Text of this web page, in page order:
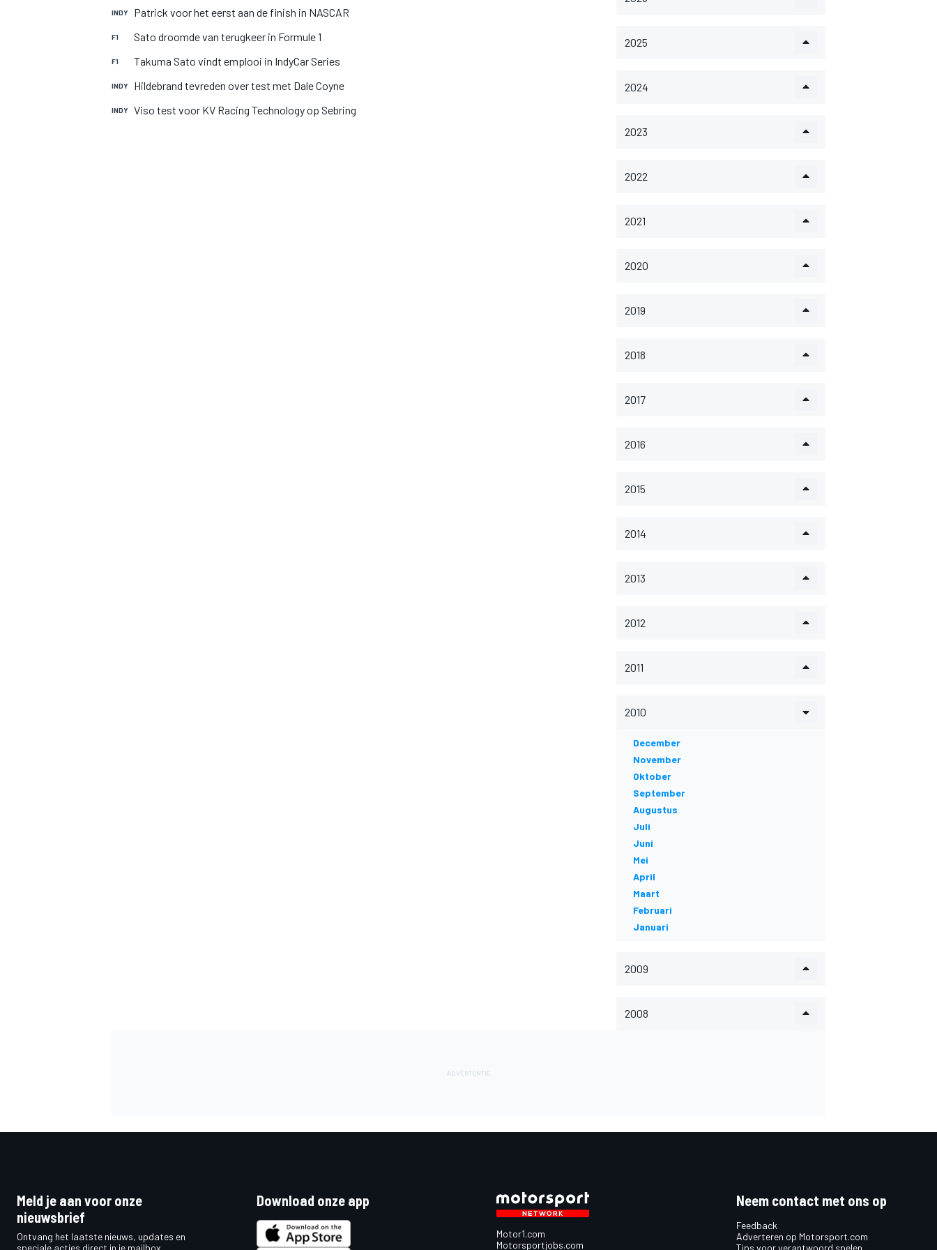
INDY Patrick voor het eerst aan de finish in NASCAR
F1 Sato droomde van terugkeer in Formule 1
F1 Takuma Sato vindt emplooi in IndyCar Series
INDY Hildebrand tevreden over test met Dale Coyne
INDY Viso test voor KV Racing Technology op Sebring
2025
2024
2023
2022
2021
2020
2019
2018
2017
2016
2015
2014
2013
2012
2011
2010
December
November
Oktober
September
Augustus
Juli
Juni
Mei
April
Maart
Februari
Januari
2009
2008
Meld je aan voor onze
nieuwsbrief
Ontvang het laatste nieuws, updates en
speciale acties direct in je mailbox.
Download onze app
Motor1.com
Motorsportjobs.com
Neem contact met ons op
Feedback
Adverteren op Motorsport.com
Tips voor verantwoord spelen